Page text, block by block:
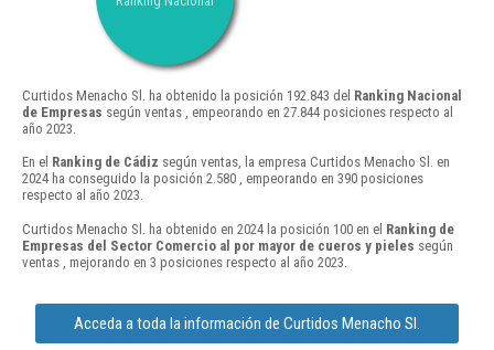
Curtidos Menacho Sl. ha obtenido la posición 192.843 del Ranking Nacional
de Empresas según ventas , empeorando en 27.844 posiciones respecto al
año 2023.
En el Ranking de Cádiz según ventas, la empresa Curtidos Menacho Sl. en
2024 ha conseguido la posición 2.580 , empeorando en 390 posiciones
respecto al año 2023.
Curtidos Menacho Sl. ha obtenido en 2024 la posición 100 en el Ranking de
Empresas del Sector Comercio al por mayor de cueros y pieles según
ventas , mejorando en 3 posiciones respecto al año 2023.
Acceda a toda la información de Curtidos Menacho Sl.